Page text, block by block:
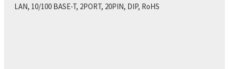
LAN, 10/100 BASE-T, 2PORT, 20PIN, DIP, RoHS
活動
投資人關係